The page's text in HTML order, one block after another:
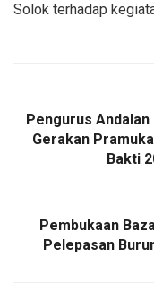
Solok terhadap
Pengurus
Gerakan
Bakti
Pembukaan
Pelepasan